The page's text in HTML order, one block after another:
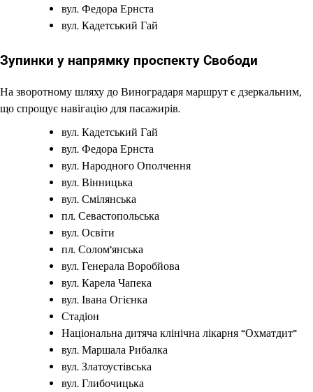
вул. Федора Ернста
вул. Кадетський Гай
Зупинки у напрямку проспекту Свободи
На зворотному шляху до Виноградаря маршрут є дзеркальним,
що спрощує навігацію для пасажирів.
вул. Кадетський Гай
вул. Федора Ернста
вул. Народного Ополчення
вул. Вінницька
вул. Смілянська
пл. Севастопольська
вул. Освіти
пл. Солом’янська
вул. Генерала Воробйова
вул. Карела Чапека
вул. Івана Огієнка
Стадіон
Національна дитяча клінічна лікарня “Охматдит”
вул. Маршала Рибалка
вул. Златоустівська
вул. Глибочицька